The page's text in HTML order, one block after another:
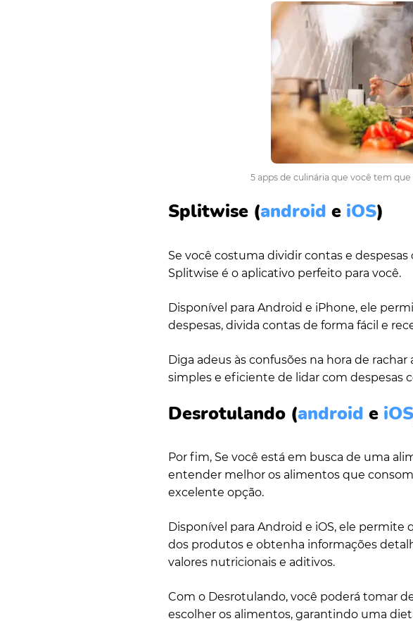
5 apps de culinária que você tem
Splitwise (android e iOS)
Se você costuma dividir contas e
Splitwise é o aplicativo perfeito para você.
Disponível para Android e iPhone, ele
despesas, divida contas de forma fácil e
Diga adeus às confusões na hora de
simples e eficiente de lidar com despesas
Desrotulando (android e iOS
Por fim, Se você está em busca de uma
entender melhor os alimentos que
excelente opção.
Disponível para Android e iOS, ele permite
dos produtos e obtenha informações
valores nutricionais e aditivos.
Com o Desrotulando, você poderá tomar
escolher os alimentos, garantindo uma